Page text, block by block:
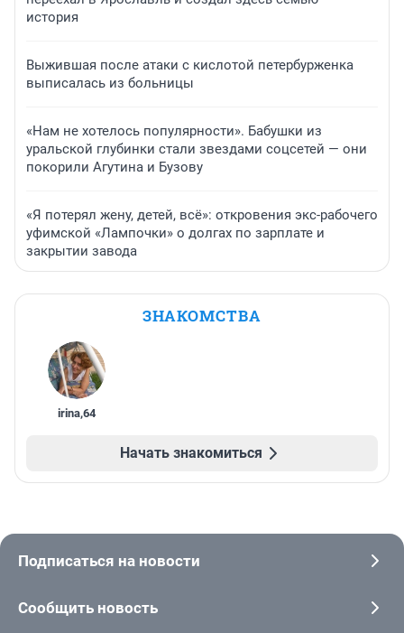
история
Выжившая после атаки с кислотой петербурженка
выписалась из больницы
«Нам не хотелось популярности». Бабушки из
уральской глубинки стали звездами соцсетей — они
покорили Агутина и Бузову
«Я потерял жену, детей, всё»: откровения экс-рабочего
уфимской «Лампочки» о долгах по зарплате и
закрытии завода
ЗНАКОМСТВА
irina,64
Начать знакомиться
Подписаться на новости
Сообщить новость